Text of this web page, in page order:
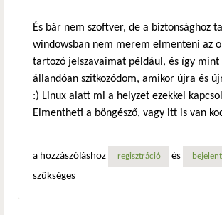
És bár nem szoftver, de a biztonsághoz
windowsban nem merem elmenteni az
tartozó jelszavaimat például, és így
állandóan szitkozódom, amikor újra és
:) Linux alatt mi a helyzet ezekkel
Elmentheti a böngésző, vagy itt is van
a hozzászóláshoz regisztráció és
szükséges